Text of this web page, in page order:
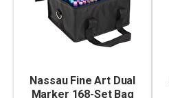
Nassau Fine Art Dual
Marker 168-Set Bag